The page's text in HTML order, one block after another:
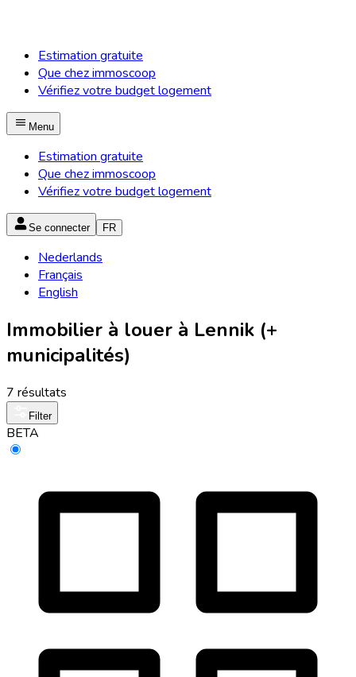
Estimation gratuite
Que chez immoscoop
Vérifiez votre budget logement
Menu
Estimation gratuite
Que chez immoscoop
Vérifiez votre budget logement
Se connecter FR
Nederlands
Français
English
Immobilier à louer à Lennik (+
municipalités)
7 résultats
Filter
BETA